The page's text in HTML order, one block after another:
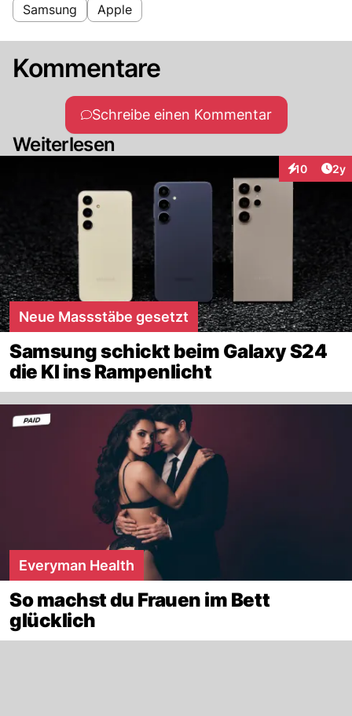
Samsung
Apple
Kommentare
Schreibe einen Kommentar
Weiterlesen
10 2y
Neue Massstäbe gesetzt
Samsung schickt beim Galaxy S24
die KI ins Rampenlicht
Everyman Health
So machst du Frauen im Bett
glücklich